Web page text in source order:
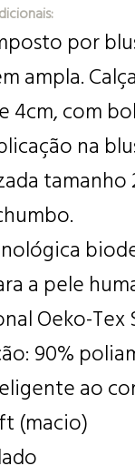
por
ampla.
4cm, com
na
a pele
Oeko-Tex
90%
ao
(macio)